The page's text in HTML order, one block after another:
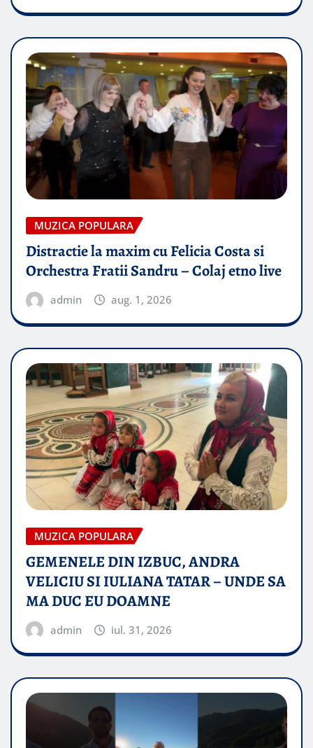
MUZICA POPULARA
Distractie la maxim cu Felicia Costa si
Orchestra Fratii Sandru – Colaj etno live
admin aug. 1, 2026
MUZICA POPULARA
GEMENELE DIN IZBUC, ANDRA
VELICIU SI IULIANA TATAR – UNDE SA
MA DUC EU DOAMNE
admin iul. 31, 2026